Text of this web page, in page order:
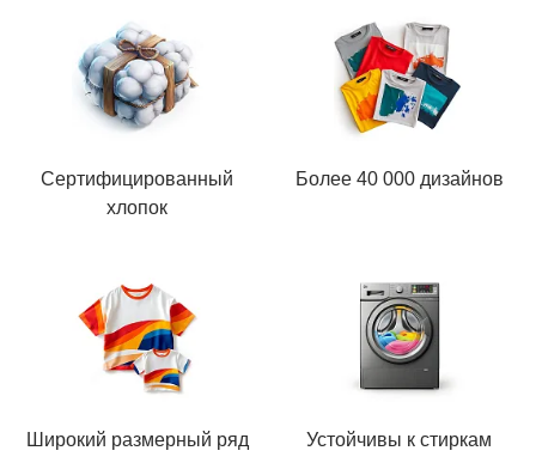
Сертифицированный
хлопок
Более 40 000 дизайнов
Широкий размерный ряд Устойчивы к стиркам